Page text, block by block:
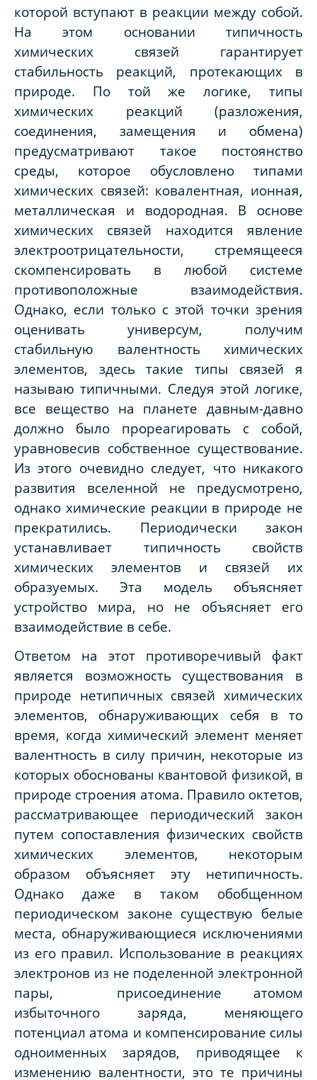
которой вступают в реакции между собой.
На этом основании типичность
химических связей гарантирует
стабильность реакций, протекающих в
природе. По той же логике, типы
химических реакций (разложения,
соединения, замещения и обмена)
предусматривают такое постоянство
среды, которое обусловлено типами
химических связей: ковалентная, ионная,
металлическая и водородная. В основе
химических связей находится явление
электроотрицательности, стремящееся
скомпенсировать в любой системе
противоположные взаимодействия.
Однако, если только с этой точки зрения
оценивать универсум, получим
стабильную валентность химических
элементов, здесь такие типы связей я
называю типичными. Следуя этой логике,
все вещество на планете давным-давно
должно было прореагировать с собой,
уравновесив собственное существование.
Из этого очевидно следует, что никакого
развития вселенной не предусмотрено,
однако химические реакции в природе не
прекратились. Периодически закон
устанавливает типичность свойств
химических элементов и связей их
образуемых. Эта модель объясняет
устройство мира, но не объясняет его
взаимодействие в себе.
Ответом на этот противоречивый факт
является возможность существования в
природе нетипичных связей химических
элементов, обнаруживающих себя в то
время, когда химический элемент меняет
валентность в силу причин, некоторые из
которых обоснованы квантовой физикой, в
природе строения атома. Правило октетов,
рассматривающее периодический закон
путем сопоставления физических свойств
химических элементов, некоторым
образом объясняет эту нетипичность.
Однако даже в таком обобщенном
периодическом законе существую белые
места, обнаруживающиеся исключениями
из его правил. Использование в реакциях
электронов из не поделенной электронной
пары, присоединение атомом
избыточного заряда, меняющего
потенциал атома и компенсирование силы
одноименных зарядов, приводящее к
изменению валентности, это те причины